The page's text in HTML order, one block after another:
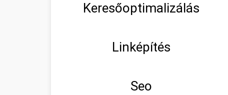
Keresőoptimalizálás
Linképítés
Seo